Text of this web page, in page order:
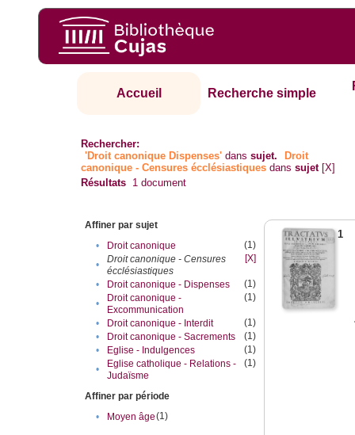
Accueil Recherche simple
Rechercher:
'Droit canonique Dispenses' danssujet.
Droit
canonique - Censures écclésiastiques danssujet [X]
Résultats 1 document
Affiner par sujet
•
Droit canonique
(1)
•
Droit canonique - Censures
écclésiastiques
[X]
• Droit canonique - Dispenses
(1)
•
Droit canonique -
Excommunication
(1)
• Droit canonique - Interdit
(1)
•
Droit canonique - Sacrements
(1)
•
Eglise - Indulgences
(1)
•
Eglise catholique - Relations -
Judaïsme
(1)
Affiner par période
•
Moyen âge(1)
1